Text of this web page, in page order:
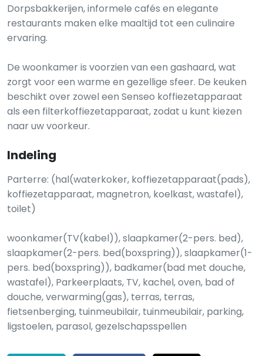
Dorpsbakkerijen, informele cafés en elegante
restaurants maken elke maaltijd tot een culinaire
ervaring.
De woonkamer is voorzien van een gashaard, wat
zorgt voor een warme en gezellige sfeer. De keuken
beschikt over zowel een Senseo koffiezetapparaat
als een filterkoffiezetapparaat, zodat u kunt kiezen
naar uw voorkeur.
Indeling
Parterre: (hal(waterkoker, koffiezetapparaat(pads),
koffiezetapparaat, magnetron, koelkast, wastafel),
toilet)
woonkamer(TV(kabel)), slaapkamer(2-pers. bed),
slaapkamer(2-pers. bed(boxspring)), slaapkamer(1-
pers. bed(boxspring)), badkamer(bad met douche,
wastafel), Parkeerplaats, TV, kachel, oven, bad of
douche, verwarming(gas), terras, terras,
fietsenberging, tuinmeubilair, tuinmeubilair, parking,
ligstoelen, parasol, gezelschapsspellen